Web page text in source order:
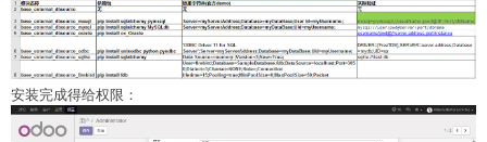
安装完成得给权限：